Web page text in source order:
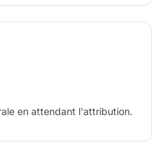
en attendant l'attribution.